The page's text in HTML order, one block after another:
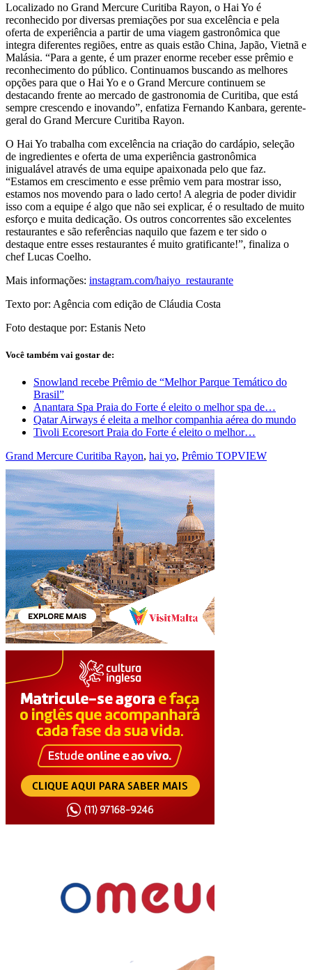
Localizado no Grand Mercure Curitiba Rayon, o Hai Yo é
reconhecido por diversas premiações por sua excelência e pela
oferta de experiência a partir de uma viagem gastronômica que
integra diferentes regiões, entre as quais estão China, Japão, Vietnã e
Malásia. “Para a gente, é um prazer enorme receber esse prêmio e
reconhecimento do público. Continuamos buscando as melhores
opções para que o Hai Yo e o Grand Mercure continuem se
destacando frente ao mercado de gastronomia de Curitiba, que está
sempre crescendo e inovando”, enfatiza Fernando Kanbara, gerente-
geral do Grand Mercure Curitiba Rayon.
O Hai Yo trabalha com excelência na criação do cardápio, seleção
de ingredientes e oferta de uma experiência gastronômica
inigualável através de uma equipe apaixonada pelo que faz.
“Estamos em crescimento e esse prêmio vem para mostrar isso,
estamos nos movendo para o lado certo! A alegria de poder dividir
isso com a equipe é algo que não sei explicar, é o resultado de muito
esforço e muita dedicação. Os outros concorrentes são excelentes
restaurantes e são referências naquilo que fazem e ter sido o
destaque entre esses restaurantes é muito gratificante!”, finaliza o
chef Lucas Coelho.
Mais informações: instagram.com/haiyo_restaurante
Texto por: Agência com edição de Cláudia Costa
Foto destaque por: Estanis Neto
Você também vai gostar de:
Snowland recebe Prêmio de “Melhor Parque Temático do
Brasil”
Anantara Spa Praia do Forte é eleito o melhor spa de…
Qatar Airways é eleita a melhor companhia aérea do mundo
Tivoli Ecoresort Praia do Forte é eleito o melhor…
Grand Mercure Curitiba Rayon, hai yo, Prêmio TOPVIEW